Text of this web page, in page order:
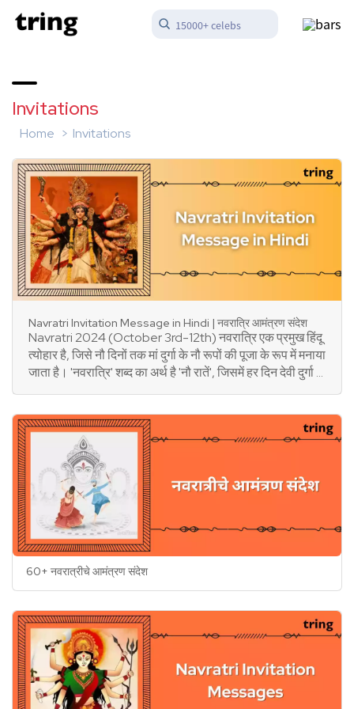
15000+ celebs
Invitations
Home Invitations
Navratri Invitation Message in Hindi | नवरात्रि आमंत्रण संदेश
Navratri 2024 (October 3rd-12th) नवरात्रि एक प्रमुख हिंदू
त्योहार है, जिसे नौ दिनों तक मां दुर्गा के नौ रूपों की पूजा के रूप में मनाया
जाता है। 'नवरात्रि' शब्द का अर्थ है 'नौ रातें', जिसमें हर दिन देवी दुर्गा के
रखते हैं, देवी की पूजा करते हैं, और अपने घरों में शक्ति की देवी का
आह्वान करते हैं। नवरात्रि के हर दिन का अपना एक विशिष्ट महत्व होता
है और इन दिनों में मां के अलग-अलग रूपों की पूजा की जाती है, जैसे
शैलपुत्री, ब्रह्मचारिणी, चंद्रघंटा, कूष्मांडा, स्कंदमाता, कात्यायनी,
कालरात्रि, महागौरी, और सिद्धिदात्री। नवरात्रि का त्योहार बुराई पर
अच्छाई की जीत का प्रतीक है, जिसमें अंत में विजयदशमी या दशहरा का
पर्व मनाया जाता है, जो रावण पर भगवान राम की विजय का प्रतीक है।
यह पर्व शक्ति, भक्ति, और समर्पण का अद्वितीय उदाहरण है, और इसे पूरे
देश में अत्यंत श्रद्धा और धूमधाम से मनाया जाता है। NAVRATRI
COLOURS 2024 Day Date Navratri Colour Goddess
Shailputri Symbolizes happiness, brightness, and
energy. Day 2 October 4 Green Goddess
Brahmacharini Represents growth, harmony, and
new beginnings. Day 3 October 5 Grey Goddess
Chandraghanta Reflects stability and strength. Day
4 October 6 Orange Goddess Kushmanda
60+ नवरात्रीचे आमंत्रण संदेश